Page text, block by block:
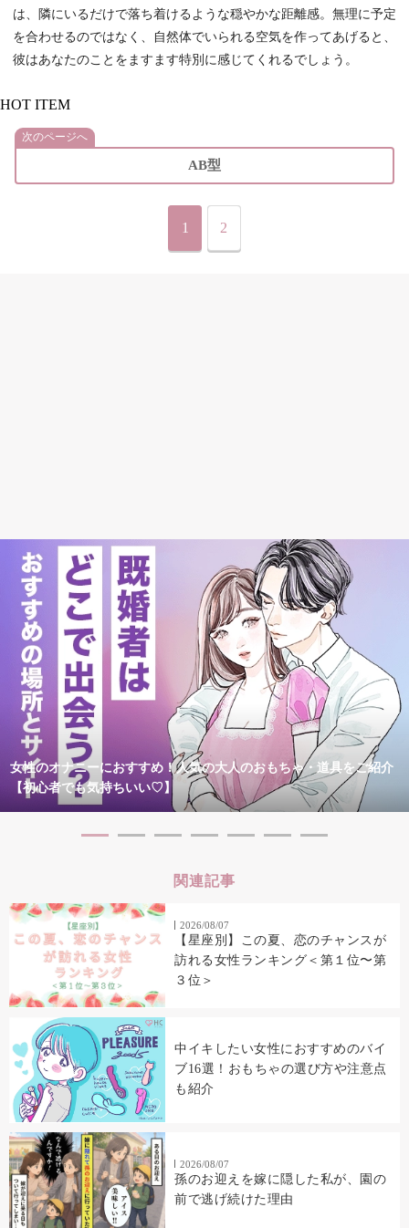
は、隣にいるだけで落ち着けるような穏やかな距離感。無理に予定
を合わせるのではなく、自然体でいられる空気を作ってあげると、
彼はあなたのことをますます特別に感じてくれるでしょう。
HOT ITEM
次のページへ
AB型
1 2
女性のオナニーにおすすめ！人気の大人のおもちゃ・道具をご紹介
【初心者でも気持ちいい♡】
関連記事
2026/08/07
【星座別】この夏、恋のチャンスが
訪れる女性ランキング＜第１位〜第
３位＞
中イキしたい女性におすすめのバイ
ブ16選！おもちゃの選び方や注意点
も紹介
2026/08/07
孫のお迎えを嫁に隠した私が、園の
前で逃げ続けた理由